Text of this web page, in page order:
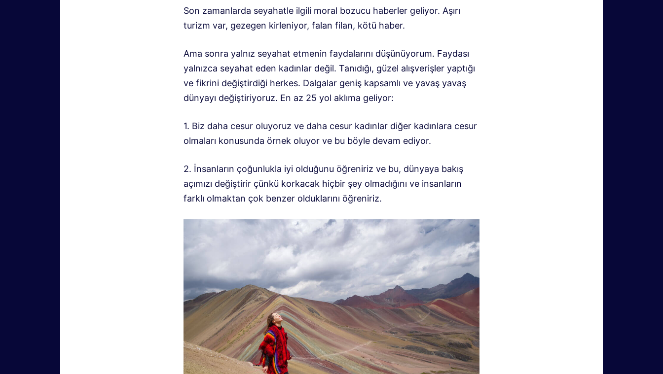
Son zamanlarda seyahatle ilgili moral bozucu haberler geliyor. Aşırı
turizm var, gezegen kirleniyor, falan filan, kötü haber.
Ama sonra yalnız seyahat etmenin faydalarını düşünüyorum. Faydası
yalnızca seyahat eden kadınlar değil. Tanıdığı, güzel alışverişler yaptığı
ve fikrini değiştirdiği herkes. Dalgalar geniş kapsamlı ve yavaş yavaş
dünyayı değiştiriyoruz. En az 25 yol aklıma geliyor:
1. Biz daha cesur oluyoruz ve daha cesur kadınlar diğer kadınlara cesur
olmaları konusunda örnek oluyor ve bu böyle devam ediyor.
2. İnsanların çoğunlukla iyi olduğunu öğreniriz ve bu, dünyaya bakış
açımızı değiştirir çünkü korkacak hiçbir şey olmadığını ve insanların
farklı olmaktan çok benzer olduklarını öğreniriz.